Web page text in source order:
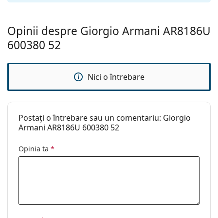
curățat:
Altele
Ochelari de soare
Brand:
Giorgio Armani
Cod:
0AR8186U 600380 52
Opinii despre Giorgio Armani AR8186U
600380 52
Nici o întrebare
Postați o întrebare sau un comentariu: Giorgio
Armani AR8186U 600380 52
Opinia ta *